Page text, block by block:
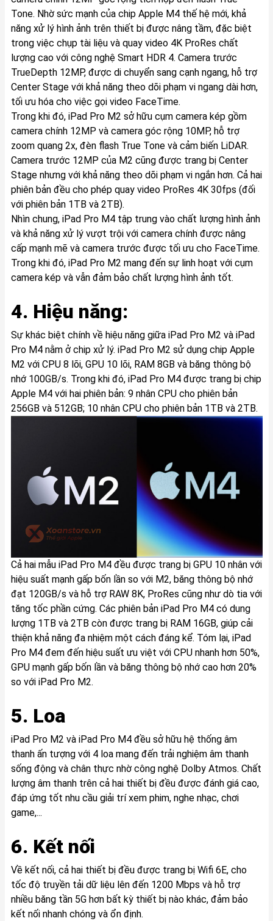
Tone. Nhờ sức mạnh của chip Apple M4 thế hệ mới, khả
năng xử lý hình ảnh trên thiết bị được nâng tầm, đặc biệt
trong việc chụp tài liệu và quay video 4K ProRes chất
lượng cao với công nghệ Smart HDR 4. Camera trước
TrueDepth 12MP, được di chuyển sang cạnh ngang, hỗ trợ
Center Stage với khả năng theo dõi phạm vi ngang dài hơn,
tối ưu hóa cho việc gọi video FaceTime.
Trong khi đó, iPad Pro M2 sở hữu cụm camera kép gồm
camera chính 12MP và camera góc rộng 10MP, hỗ trợ
zoom quang 2x, đèn flash True Tone và cảm biến LiDAR.
Camera trước 12MP của M2 cũng được trang bị Center
Stage nhưng với khả năng theo dõi phạm vi ngắn hơn. Cả hai
phiên bản đều cho phép quay video ProRes 4K 30fps (đối
với phiên bản 1TB và 2TB).
Nhìn chung, iPad Pro M4 tập trung vào chất lượng hình ảnh
và khả năng xử lý vượt trội với camera chính được nâng
cấp mạnh mẽ và camera trước được tối ưu cho FaceTime.
Trong khi đó, iPad Pro M2 mang đến sự linh hoạt với cụm
camera kép và vẫn đảm bảo chất lượng hình ảnh tốt.
4. Hiệu năng:
Sự khác biệt chính về hiệu năng giữa iPad Pro M2 và iPad
Pro M4 nằm ở chip xử lý. iPad Pro M2 sử dụng chip Apple
M2 với CPU 8 lõi, GPU 10 lõi, RAM 8GB và băng thông bộ
nhớ 100GB/s. Trong khi đó, iPad Pro M4 được trang bị chip
Apple M4 với hai phiên bản: 9 nhân CPU cho phiên bản
256GB và 512GB; 10 nhân CPU cho phiên bản 1TB và 2TB.
Cả hai mẫu iPad Pro M4 đều được trang bị GPU 10 nhân với
hiệu suất mạnh gấp bốn lần so với M2, băng thông bộ nhớ
đạt 120GB/s và hỗ trợ RAW 8K, ProRes cũng như dò tia với
tăng tốc phần cứng. Các phiên bản iPad Pro M4 có dung
lượng 1TB và 2TB còn được trang bị RAM 16GB, giúp cải
thiện khả năng đa nhiệm một cách đáng kể. Tóm lại, iPad
Pro M4 đem đến hiệu suất ưu việt với CPU nhanh hơn 50%,
GPU mạnh gấp bốn lần và băng thông bộ nhớ cao hơn 20%
so với iPad Pro M2.
5. Loa
iPad Pro M2 và iPad Pro M4 đều sở hữu hệ thống âm
thanh ấn tượng với 4 loa mang đến trải nghiệm âm thanh
sống động và chân thực nhờ công nghệ Dolby Atmos. Chất
lượng âm thanh trên cả hai thiết bị đều được đánh giá cao,
đáp ứng tốt nhu cầu giải trí xem phim, nghe nhạc, chơi
game,...
6. Kết nối
Về kết nối, cả hai thiết bị đều được trang bị Wifi 6E, cho
tốc độ truyền tải dữ liệu lên đến 1200 Mbps và hỗ trợ
nhiều băng tần 5G hơn bất kỳ thiết bị nào khác, đảm bảo
kết nối nhanh chóng và ổn định.